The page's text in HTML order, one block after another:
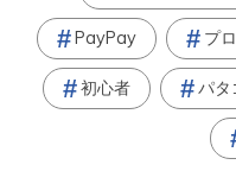
PayPay プ
初心者 パタ